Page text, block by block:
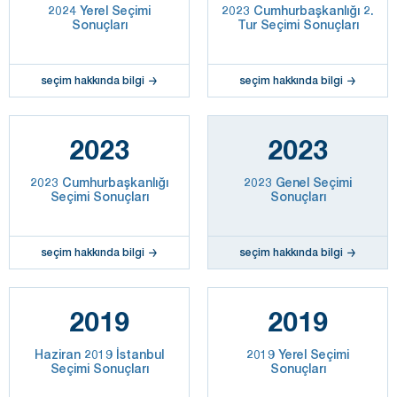
2024 Yerel Seçimi
Sonuçları
seçim hakkında bilgi
2023 Cumhurbaşkanlığı 2.
Tur Seçimi Sonuçları
seçim hakkında bilgi
2023
2023 Cumhurbaşkanlığı
Seçimi Sonuçları
seçim hakkında bilgi
2023
2023 Genel Seçimi
Sonuçları
seçim hakkında bilgi
2019
Haziran 2019 İstanbul
Seçimi Sonuçları
2019
2019 Yerel Seçimi
Sonuçları